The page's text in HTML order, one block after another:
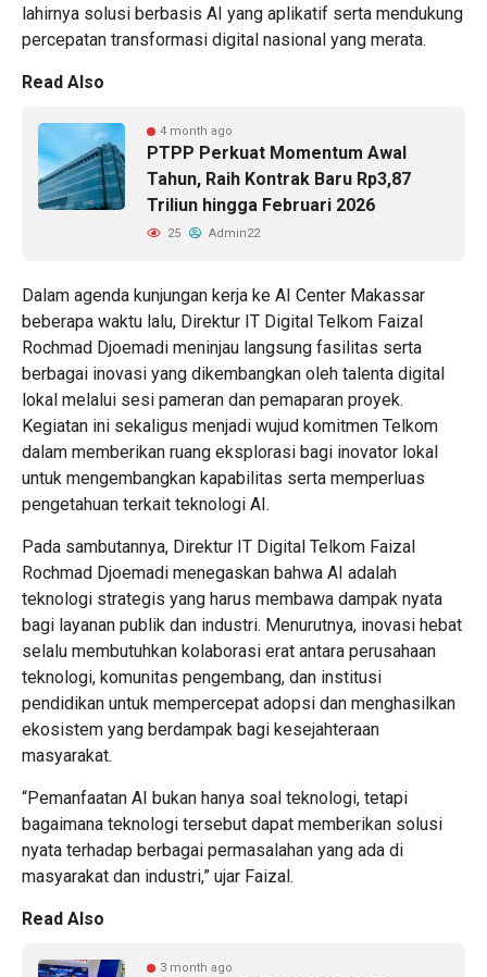
lahirnya solusi berbasis AI yang aplikatif serta mendukung
percepatan transformasi digital nasional yang merata.
Read Also
4 month ago
PTPP Perkuat Momentum Awal
Tahun, Raih Kontrak Baru Rp3,87
Triliun hingga Februari 2026
25 Admin22
Dalam agenda kunjungan kerja ke AI Center Makassar
beberapa waktu lalu, Direktur IT Digital Telkom Faizal
Rochmad Djoemadi meninjau langsung fasilitas serta
berbagai inovasi yang dikembangkan oleh talenta digital
lokal melalui sesi pameran dan pemaparan proyek.
Kegiatan ini sekaligus menjadi wujud komitmen Telkom
dalam memberikan ruang eksplorasi bagi inovator lokal
untuk mengembangkan kapabilitas serta memperluas
pengetahuan terkait teknologi AI.
Pada sambutannya, Direktur IT Digital Telkom Faizal
Rochmad Djoemadi menegaskan bahwa AI adalah
teknologi strategis yang harus membawa dampak nyata
bagi layanan publik dan industri. Menurutnya, inovasi hebat
selalu membutuhkan kolaborasi erat antara perusahaan
teknologi, komunitas pengembang, dan institusi
pendidikan untuk mempercepat adopsi dan menghasilkan
ekosistem yang berdampak bagi kesejahteraan
masyarakat.
“Pemanfaatan AI bukan hanya soal teknologi, tetapi
bagaimana teknologi tersebut dapat memberikan solusi
nyata terhadap berbagai permasalahan yang ada di
masyarakat dan industri,” ujar Faizal.
Read Also
3 month ago